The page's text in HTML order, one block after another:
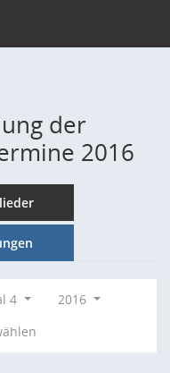
der
2016
4
2016